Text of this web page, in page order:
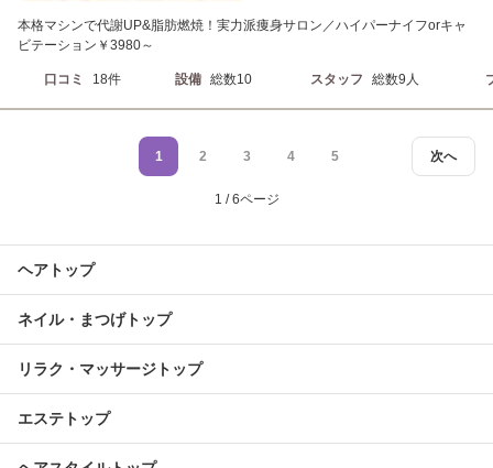
本格マシンで代謝UP&脂肪燃焼！実力派痩身サロン／ハイパーナイフorキャ
ビテーション￥3980～
口コミ 18件 設備 総数10 スタッフ 総数9人
次へ
1 2 3 4 5
1 / 6ページ
ヘアトップ
ネイル・まつげトップ
リラク・マッサージトップ
エステトップ